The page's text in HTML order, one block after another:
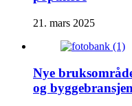
21. mars 2025
Nye
og byggebransjen